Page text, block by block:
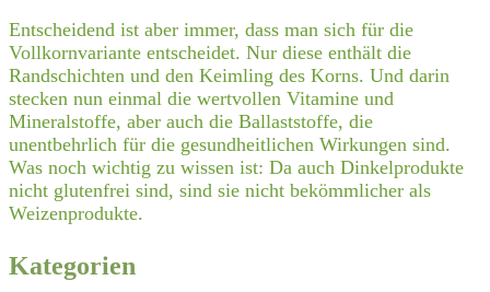
Entscheidend ist aber immer, dass man sich für die
Vollkornvariante entscheidet. Nur diese enthält die
Randschichten und den Keimling des Korns. Und darin
stecken nun einmal die wertvollen Vitamine und
Mineralstoffe, aber auch die Ballaststoffe, die
unentbehrlich für die gesundheitlichen Wirkungen sind.
Was noch wichtig zu wissen ist: Da auch Dinkelprodukte
nicht glutenfrei sind, sind sie nicht bekömmlicher als
Weizenprodukte.
Kategorien